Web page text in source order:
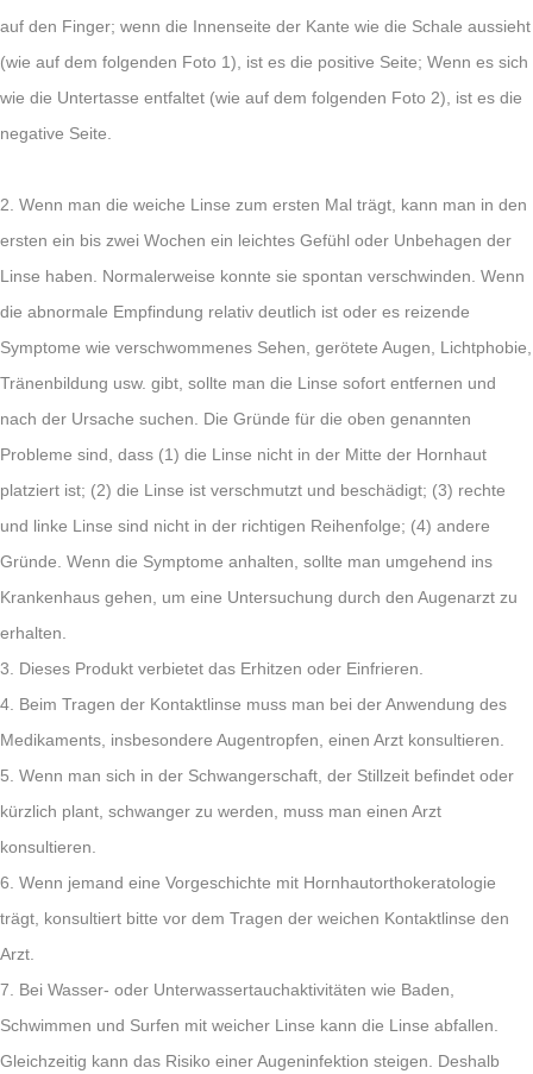
auf den Finger; wenn die Innenseite der Kante wie die Schale aussieht
(wie auf dem folgenden Foto 1), ist es die positive Seite; Wenn es sich
wie die Untertasse entfaltet (wie auf dem folgenden Foto 2), ist es die
negative Seite.
2. Wenn man die weiche Linse zum ersten Mal trägt, kann man in den
ersten ein bis zwei Wochen ein leichtes Gefühl oder Unbehagen der
Linse haben. Normalerweise konnte sie spontan verschwinden. Wenn
die abnormale Empfindung relativ deutlich ist oder es reizende
Symptome wie verschwommenes Sehen, gerötete Augen, Lichtphobie,
Tränenbildung usw. gibt, sollte man die Linse sofort entfernen und
nach der Ursache suchen. Die Gründe für die oben genannten
Probleme sind, dass (1) die Linse nicht in der Mitte der Hornhaut
platziert ist; (2) die Linse ist verschmutzt und beschädigt; (3) rechte
und linke Linse sind nicht in der richtigen Reihenfolge; (4) andere
Gründe. Wenn die Symptome anhalten, sollte man umgehend ins
Krankenhaus gehen, um eine Untersuchung durch den Augenarzt zu
erhalten.
3. Dieses Produkt verbietet das Erhitzen oder Einfrieren.
4. Beim Tragen der Kontaktlinse muss man bei der Anwendung des
Medikaments, insbesondere Augentropfen, einen Arzt konsultieren.
5. Wenn man sich in der Schwangerschaft, der Stillzeit befindet oder
kürzlich plant, schwanger zu werden, muss man einen Arzt
konsultieren.
6. Wenn jemand eine Vorgeschichte mit Hornhautorthokeratologie
trägt, konsultiert bitte vor dem Tragen der weichen Kontaktlinse den
Arzt.
7. Bei Wasser- oder Unterwassertauchaktivitäten wie Baden,
Schwimmen und Surfen mit weicher Linse kann die Linse abfallen.
Gleichzeitig kann das Risiko einer Augeninfektion steigen. Deshalb